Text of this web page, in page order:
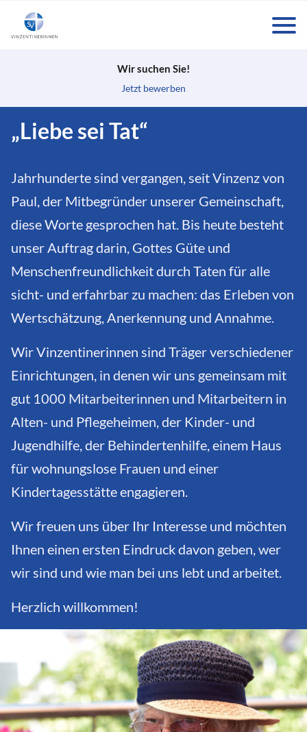
Wir suchen Sie!
Jetzt bewerben
„Liebe sei Tat“
Jahrhunderte sind vergangen, seit Vinzenz von
Paul, der Mitbegründer unserer Gemeinschaft,
diese Worte gesprochen hat. Bis heute besteht
unser Auftrag darin, Gottes Güte und
Menschenfreundlichkeit durch Taten für alle
sicht- und erfahrbar zu machen: das Erleben von
Wertschätzung, Anerkennung und Annahme.
Wir Vinzentinerinnen sind Träger verschiedener
Einrichtungen, in denen wir uns gemeinsam mit
gut 1000 Mitarbeiterinnen und Mitarbeitern in
Alten- und Pflegeheimen, der Kinder- und
Jugendhilfe, der Behindertenhilfe, einem Haus
für wohnungslose Frauen und einer
Kindertagesstätte engagieren.
Wir freuen uns über Ihr Interesse und möchten
Ihnen einen ersten Eindruck davon geben, wer
wir sind und wie man bei uns lebt und arbeitet.
Herzlich willkommen!